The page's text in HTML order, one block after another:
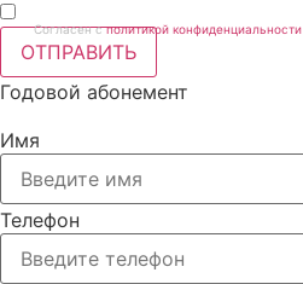
Согласен с политикой конфиденциальности
ОТПРАВИТЬ
Годовой абонемент
Имя
Телефон